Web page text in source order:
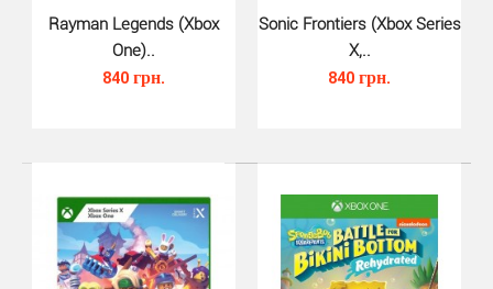
650 грн.
Rayman Legends (Xbox
One)..
840 грн.
Sonic Frontiers (Xbox Series
X,..
840 грн.